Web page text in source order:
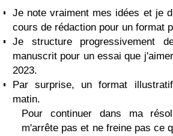
Je note vraiment mes idées et je
cours de rédaction pour un format
Je structure progressivement
manuscrit pour un essai que
2023.
Par surprise, un format
matin.
Pour continuer dans ma
m'arrête pas et ne freine pas ce